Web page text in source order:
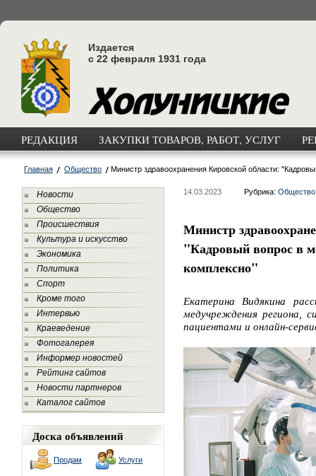
Издается
с 22 февраля 1931 года
РЕДАКЦИЯ ЗАКУПКИ ТОВАРОВ, РАБОТ, УСЛУГ
Главная Общество Министр здравоохранения Кировской области:
Новости
Общество
Происшествия
Культура и искусство
Экономика
Политика
Спорт
Кроме того
Интервью
Краеведение
Фотогалерея
Информер новостей
Рейтинг сайтов
Новости партнеров
Каталог сайтов
Доска объявлений
Продам Услуги
14.03.2023 Рубрика: Общество
Министр
"Кадровый вопрос в
комплексно"
Екатерина Видякина
медучреждения региона,
пациентами и онлайн-